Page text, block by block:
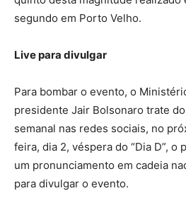
segundo em Porto Velho.
Live para divulgar
Para bombar o evento, o
presidente Jair Bolsonaro trate
semanal nas redes sociais, no
feira, dia 2, véspera do “Dia D”, o
um pronunciamento em cadeia
para divulgar o evento.